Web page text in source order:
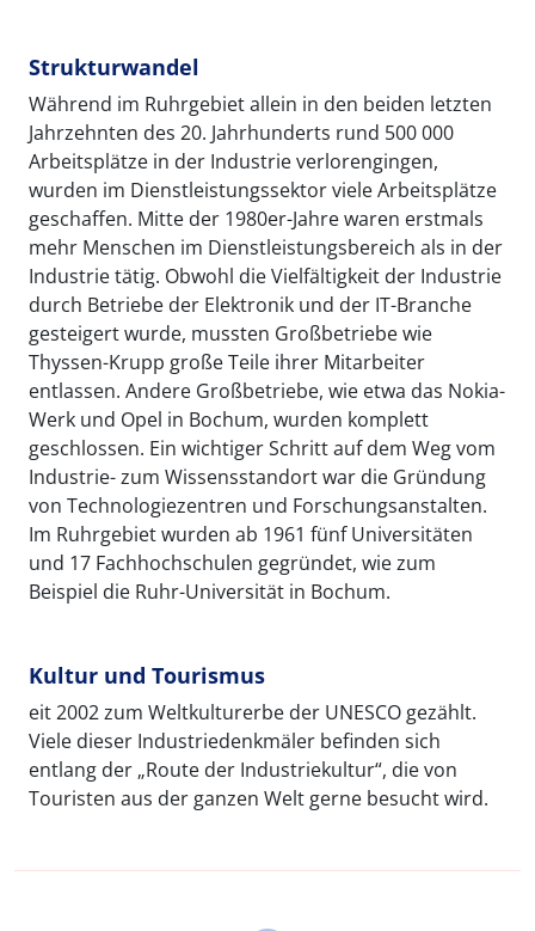
Strukturwandel
Während im Ruhrgebiet allein in den beiden letzten
Jahrzehnten des 20. Jahrhunderts rund 500 000
Arbeitsplätze in der Industrie verlorengingen,
wurden im Dienstleistungssektor viele Arbeitsplätze
geschaffen. Mitte der 1980er-Jahre waren erstmals
mehr Menschen im Dienstleistungsbereich als in der
Industrie tätig. Obwohl die Vielfältigkeit der Industrie
durch Betriebe der Elektronik und der IT-Branche
gesteigert wurde, mussten Großbetriebe wie
Thyssen-Krupp große Teile ihrer Mitarbeiter
entlassen. Andere Großbetriebe, wie etwa das Nokia-
Werk und Opel in Bochum, wurden komplett
geschlossen. Ein wichtiger Schritt auf dem Weg vom
Industrie- zum Wissensstandort war die Gründung
von Technologiezentren und Forschungsanstalten.
Im Ruhrgebiet wurden ab 1961 fünf Universitäten
und 17 Fachhochschulen gegründet, wie zum
Beispiel die Ruhr-Universität in Bochum.
Kultur und Tourismus
eit 2002 zum Weltkulturerbe der UNESCO gezählt.
Viele dieser Industriedenkmäler befinden sich
entlang der „Route der Industriekultur“, die von
Touristen aus der ganzen Welt gerne besucht wird.